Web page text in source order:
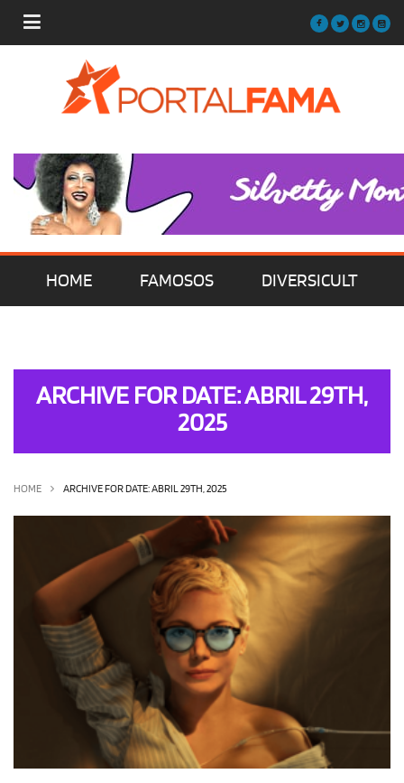
HOME FAMOSOS DIVERSICULT
OLHA ISSO! EU QUERO!
ARCHIVE FOR DATE: ABRIL 29TH,
2025
HOME ARCHIVE FOR DATE: ABRIL 29TH, 2025